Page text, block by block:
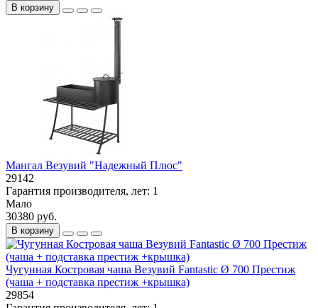
В корзину
Мангал Везувий "Надежный Плюс"
29142
Гарантия производителя, лет: 1
Мало
30380 руб.
В корзину
Чугунная Костровая чаша Везувий Fantastic Ø 700 Престиж
(чаша + подставка престиж +крышка)
29854